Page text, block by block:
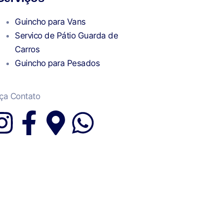
Guincho para Vans
Servico de Pátio Guarda de
Carros
Guincho para Pesados
Contato
I
F
MW